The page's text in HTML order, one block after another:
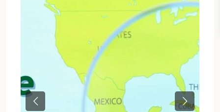
Previous Next